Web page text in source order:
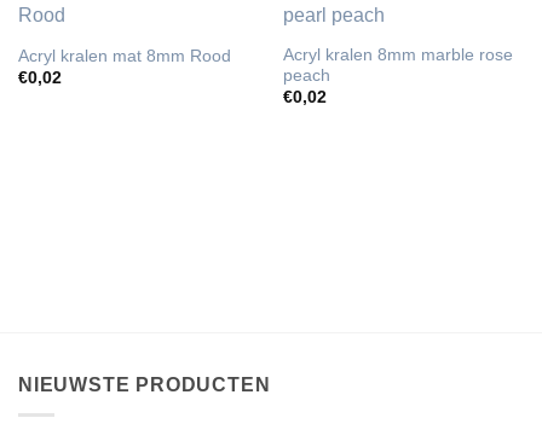
Acryl kralen mat 8mm Rood
€0,02
Acryl kralen 8mm marble rose
peach
€0,02
NIEUWSTE PRODUCTEN